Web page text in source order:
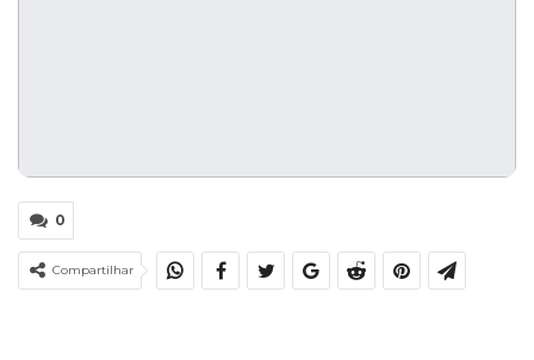
0
Compartilhar